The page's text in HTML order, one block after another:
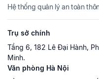
Hệ thống quản lý an toàn
Trụ sở chính
Tầng 6, 182 Lê Đại Hành,
Minh.
Văn phòng Hà Nội